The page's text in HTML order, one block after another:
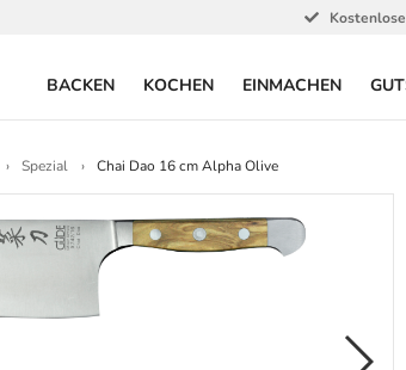
BACKEN KOCHEN EINMACHEN
Spezial Chai Dao 16 cm Alpha Olive